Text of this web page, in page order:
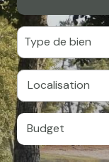
Actualités
Newsletter
Honoraires
Contact
Type de bien
Budget